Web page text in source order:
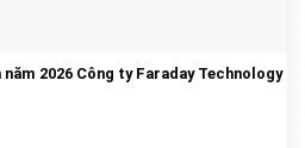
2026 Công ty Faraday Technology